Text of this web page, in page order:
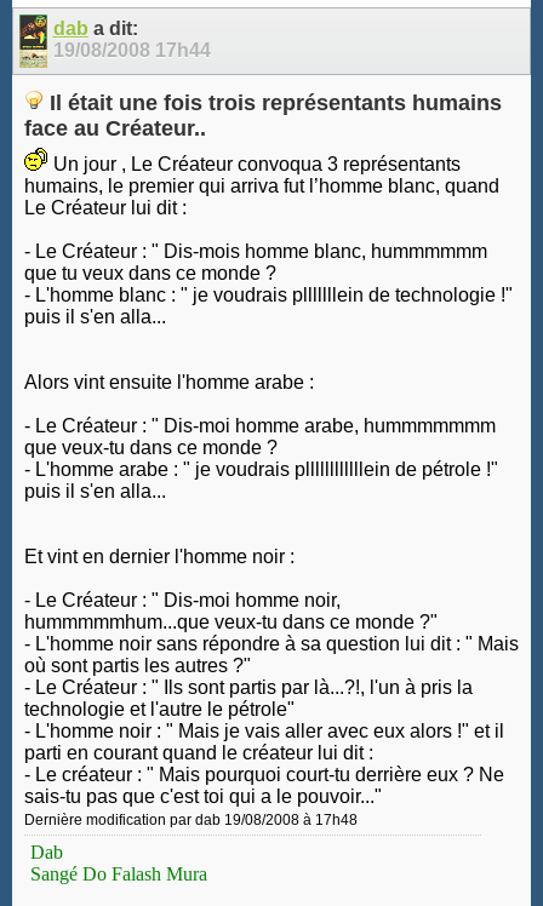
dab a dit:
19/08/2008 17h44
Il était une fois trois représentants humains
face au Créateur..
Un jour , Le Créateur convoqua 3 représentants
humains, le premier qui arriva fut l’homme blanc, quand
Le Créateur lui dit :
- Le Créateur : " Dis-mois homme blanc, hummmmmm
que tu veux dans ce monde ?
- L'homme blanc : " je voudrais plllllllein de technologie !"
puis il s'en alla...
Alors vint ensuite l'homme arabe :
- Le Créateur : " Dis-moi homme arabe, hummmmmmm
que veux-tu dans ce monde ?
- L'homme arabe : " je voudrais pllllllllllllein de pétrole !"
puis il s'en alla...
Et vint en dernier l'homme noir :
- Le Créateur : " Dis-moi homme noir,
hummmmmhum...que veux-tu dans ce monde ?"
- L'homme noir sans répondre à sa question lui dit : " Mais
où sont partis les autres ?"
- Le Créateur : " Ils sont partis par là...?!, l'un à pris la
technologie et l'autre le pétrole"
- L'homme noir : " Mais je vais aller avec eux alors !" et il
parti en courant quand le créateur lui dit :
- Le créateur : " Mais pourquoi court-tu derrière eux ? Ne
sais-tu pas que c'est toi qui a le pouvoir..."
Dernière modification par dab 19/08/2008 à 17h48
Dab
Sangé Do Falash Mura